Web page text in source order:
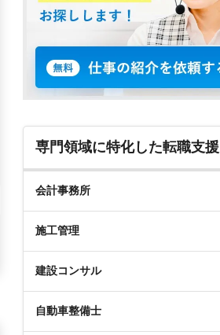
専門領域に特化した転職支援
会計事務所
施工管理
建設コンサル
自動車整備士